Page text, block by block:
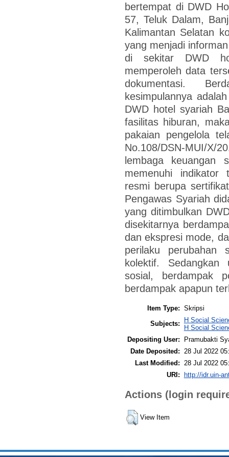
bertempat di DWD
57, Teluk Dalam,
Kalimantan Selatan
yang menjadi
di sekitar DWD
memperoleh data
dokumentasi.
kesimpulannya
DWD hotel syariah
fasilitas hiburan,
pakaian pengelola
No.108/DSN-MUI/
lembaga keuangan
memenuhi indikator
resmi berupa
Pengawas Syariah
yang ditimbulkan
disekitarnya
dan ekspresi mode,
perilaku perubahan
kolektif.
sosial, berdampak
berdampak apapun
Item Type: Skripsi
Subjects:
H Social
H Social
Depositing User:
Pramubakti
Date Deposited:
28 Jul 2022
Last Modified:
28 Jul 2022
URI: http://idr.uin-
Actions (login
View Item